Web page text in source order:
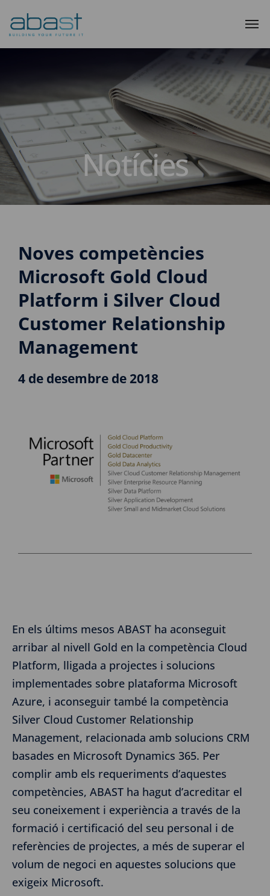
Notícies
Noves competències
Microsoft Gold Cloud
Platform i Silver Cloud
Customer Relationship
Management
4 de desembre de 2018
En els últims mesos ABAST ha aconseguit
arribar al nivell Gold en la competència Cloud
Platform, lligada a projectes i solucions
implementades sobre plataforma Microsoft
Azure, i aconseguir també la competència
Silver Cloud Customer Relationship
Management, relacionada amb solucions CRM
basades en Microsoft Dynamics 365. Per
complir amb els requeriments d’aquestes
competències, ABAST ha hagut d’acreditar el
seu coneixement i experiència a través de la
formació i certificació del seu personal i de
referències de projectes, a més de superar el
volum de negoci en aquestes solucions que
exigeix Microsoft.